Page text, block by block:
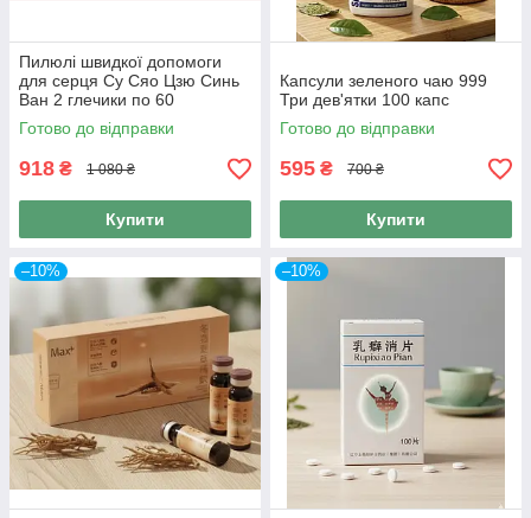
Пилюлі швидкої допомоги
для серця Су Сяо Цзю Синь
Ван 2 глечики по 60
сублінгвальних пилюль 120
пілюль
Готово до відправки
918 ₴ 1 080 ₴
Купити
Капсули зеленого чаю 999
Три дев'ятки 100 капс
Готово до відправки
595 ₴ 700 ₴
Купити
–10% –10%